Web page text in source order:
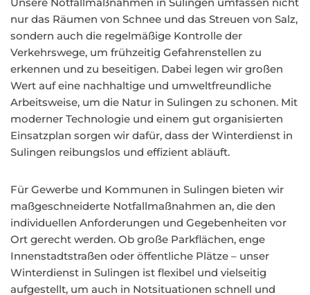
nur das Räumen von Schnee und das Streuen von Salz,
sondern auch die regelmäßige Kontrolle der
Verkehrswege, um frühzeitig Gefahrenstellen zu
erkennen und zu beseitigen. Dabei legen wir großen
Wert auf eine nachhaltige und umweltfreundliche
Arbeitsweise, um die Natur in Sulingen zu schonen. Mit
moderner Technologie und einem gut organisierten
Einsatzplan sorgen wir dafür, dass der Winterdienst in
Sulingen reibungslos und effizient abläuft.
Für Gewerbe und Kommunen in Sulingen bieten wir
maßgeschneiderte Notfallmaßnahmen an, die den
individuellen Anforderungen und Gegebenheiten vor
Ort gerecht werden. Ob große Parkflächen, enge
Innenstadtstraßen oder öffentliche Plätze – unser
Winterdienst in Sulingen ist flexibel und vielseitig
aufgestellt, um auch in Notsituationen schnell und